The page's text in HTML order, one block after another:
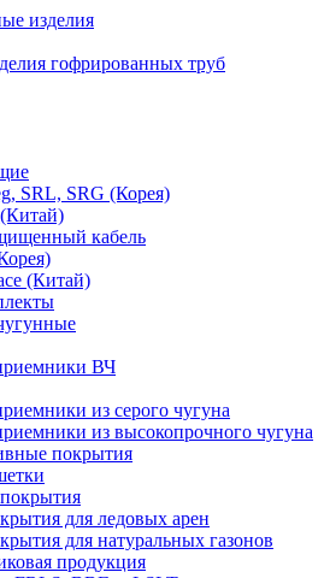
изделия
гофрированных труб
SRL, SRG (Корея)
кабель
(Китай)
ВЧ
из серого чугуна
из высокопрочного чугуна
покрытия
для ледовых арен
для натуральных газонов
продукция